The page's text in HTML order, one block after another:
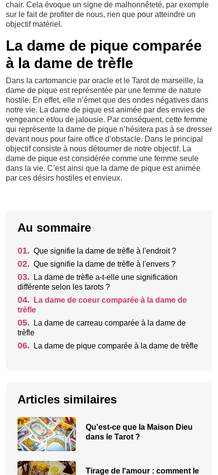
chair. Cela évoque un signe de malhonnêteté, par exemple
sur le fait de profiter de nous, rien que pour atteindre un
objectif matériel.
La dame de pique comparée
à la dame de trèfle
Dans la cartomancie par oracle et le Tarot de marseille, la
dame de pique est représentée par une femme de nature
hostile. En effet, elle n’émet que des ondes négatives dans
notre vie. La dame de pique est animée par des envies de
vengeance et/ou de jalousie. Par conséquent, cette femme
qui représente la dame de pique n’hésitera pas à se dresser
devant nous pour faire office d’obstacle. Dans le principal
objectif consiste à nous détourner de notre objectif. La
dame de pique est considérée comme une femme seule
dans la vie. C’est ainsi que la dame de pique est animée
par ces désirs hostiles et envieux.
Au sommaire
01. Que signifie la dame de trèfle à l'endroit ?
02. Que signifie la dame de trèfle à l'envers ?
03.
La dame de trèfle a-t-elle une signification
différente selon les tarots ?
04.
La dame de coeur comparée à la dame de
trèfle
05.
La dame de carreau comparée à la dame de
trèfle
06. La dame de pique comparée à la dame de trèfle
Articles similaires
Qu'est-ce que la Maison Dieu
dans le Tarot ?
Tirage de l'amour : comment le